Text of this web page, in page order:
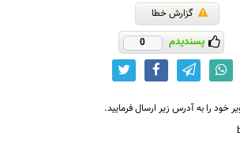
گزارش خطا
پسندیدم 0
خود را به آدرس زیر ارسال فرمایید.